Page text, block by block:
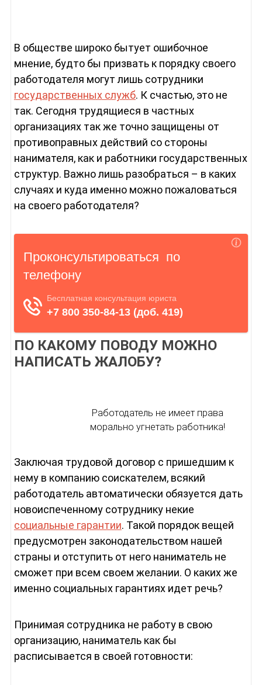
В обществе широко бытует ошибочное
мнение, будто бы призвать к порядку своего
работодателя могут лишь сотрудники
государственных служб. К счастью, это не
так. Сегодня трудящиеся в частных
организациях так же точно защищены от
противоправных действий со стороны
нанимателя, как и работники государственных
структур. Важно лишь разобраться – в каких
случаях и куда именно можно пожаловаться
на своего работодателя?
ПО КАКОМУ ПОВОДУ МОЖНО
НАПИСАТЬ ЖАЛОБУ?
Работодатель не имеет права
морально угнетать работника!
Заключая трудовой договор с пришедшим к
нему в компанию соискателем, всякий
работодатель автоматически обязуется дать
новоиспеченному сотруднику некие
социальные гарантии. Такой порядок вещей
предусмотрен законодательством нашей
страны и отступить от него наниматель не
сможет при всем своем желании. О каких же
именно социальных гарантиях идет речь?
Принимая сотрудника не работу в свою
организацию, наниматель как бы
расписывается в своей готовности: